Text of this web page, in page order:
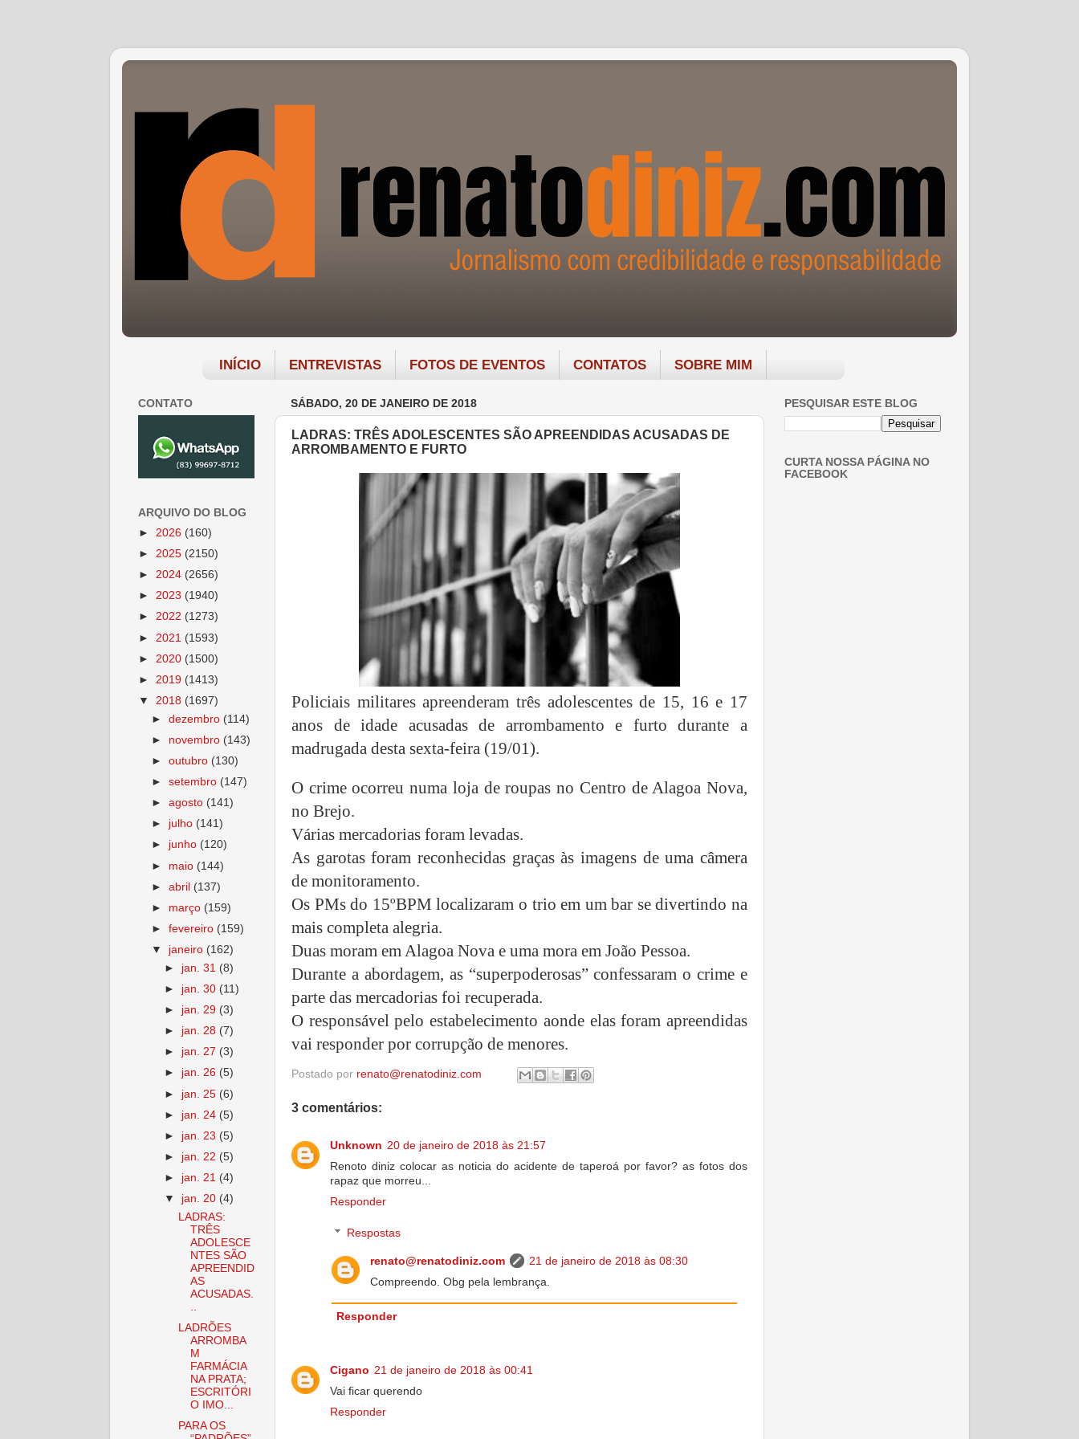
INÍCIO ENTREVISTAS FOTOS DE EVENTOS CONTATOS SOBRE MIM
SÁBADO, 20 DE JANEIRO DE 2018
LADRAS: TRÊS ADOLESCENTES SÃO APREENDIDAS ACUSADAS DE
ARROMBAMENTO E FURTO
Policiais militares apreenderam três adolescentes de 15, 16 e 17
anos de idade acusadas de arrombamento e furto durante a
madrugada desta sexta-feira (19/01).
O crime ocorreu numa loja de roupas no Centro de Alagoa Nova,
no Brejo.
Várias mercadorias foram levadas.
As garotas foram reconhecidas graças às imagens de uma câmera
de monitoramento.
Os PMs do 15ºBPM localizaram o trio em um bar se divertindo na
mais completa alegria.
Duas moram em Alagoa Nova e uma mora em João Pessoa.
Durante a abordagem, as “superpoderosas” confessaram o crime e
parte das mercadorias foi recuperada.
O responsável pelo estabelecimento aonde elas foram apreendidas
vai responder por corrupção de menores.
Postado por renato@renatodiniz.com
3 comentários:
Unknown 20 de janeiro de 2018 às 21:57
Renoto diniz colocar as noticia do acidente de taperoá por favor? as fotos dos
rapaz que morreu...
Responder
Respostas
renato@renatodiniz.com
21 de janeiro de 2018 às 08:30
Compreendo. Obg pela lembrança.
Responder
Cigano 21 de janeiro de 2018 às 00:41
Vai ficar querendo
Responder
CONTATO
ARQUIVO DO BLOG
► 2026 (160)
► 2025 (2150)
► 2024 (2656)
► 2023 (1940)
► 2022 (1273)
► 2021 (1593)
► 2020 (1500)
► 2019 (1413)
▼ 2018 (1697)
►dezembro (114)
► novembro (143)
►outubro (130)
►setembro (147)
►agosto (141)
► julho (141)
► junho (120)
► maio (144)
►abril (137)
► março (159)
►fevereiro (159)
▼ janeiro (162)
► jan. 31 (8)
► jan. 30 (11)
► jan. 29 (3)
► jan. 28 (7)
► jan. 27 (3)
► jan. 26 (5)
► jan. 25 (6)
► jan. 24 (5)
► jan. 23 (5)
► jan. 22 (5)
► jan. 21 (4)
▼ jan. 20 (4)
LADRAS:
TRÊS
ADOLESCE
NTES SÃO
APREENDID
AS
ACUSADAS.
LADRÕES
ARROMBA
M
FARMÁCIA
NA PRATA;
ESCRITÓRI
O IMO...
PARA OS
PESQUISAR ESTE BLOG
CURTA NOSSA PÁGINA NO
FACEBOOK